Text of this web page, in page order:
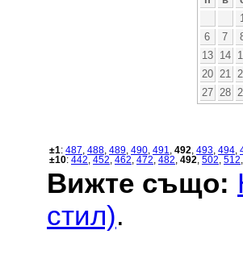
1
6
7
13
14
20
21
27
28
±1: 487 488 489 490 491 492 493 494
±10: 442 452 462 472 482 492 502 512
Вижте също:
стил).